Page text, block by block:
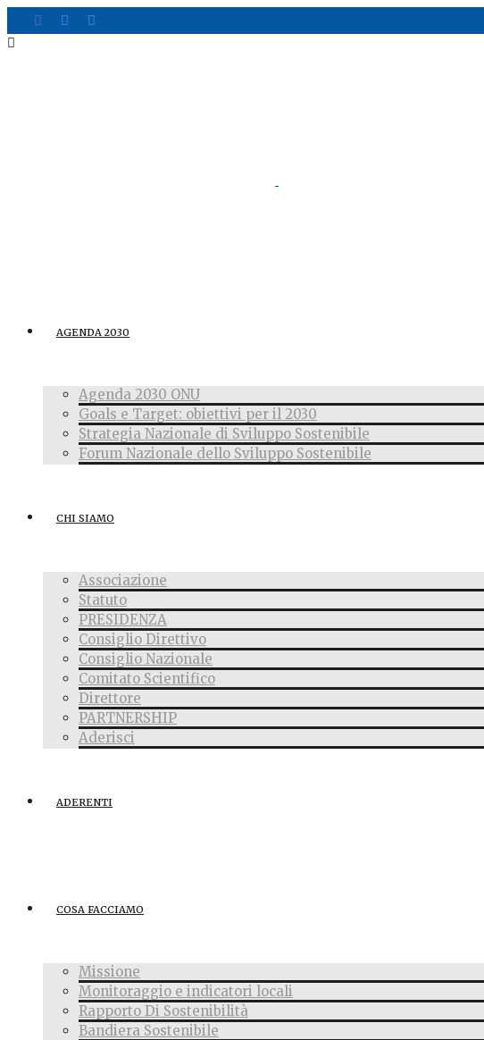
AGENDA 2030
Agenda 2030 ONU
Goals e Target: obiettivi per il 2030
Strategia Nazionale di Sviluppo Sostenibile
Forum Nazionale dello Sviluppo Sostenibile
CHI SIAMO
Associazione
Statuto
PRESIDENZA
Consiglio Direttivo
Consiglio Nazionale
Comitato Scientifico
Direttore
PARTNERSHIP
Aderisci
ADERENTI
COSA FACCIAMO
Missione
Monitoraggio e indicatori locali
Rapporto Di Sostenibilità
Bandiera Sostenibile